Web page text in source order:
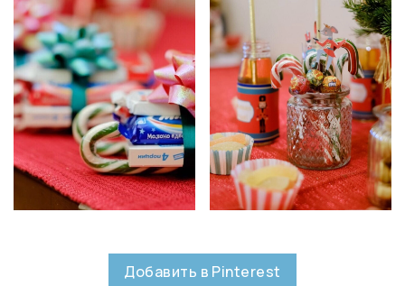
Добавить в Pinterest